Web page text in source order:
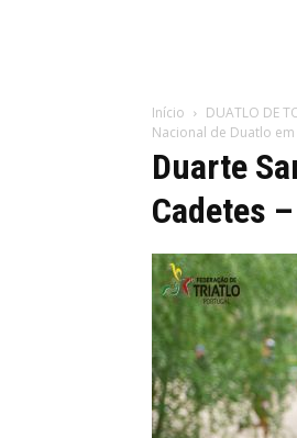
Início DUATLO DE
Nacional de Duatlo
Duarte
Cadetes